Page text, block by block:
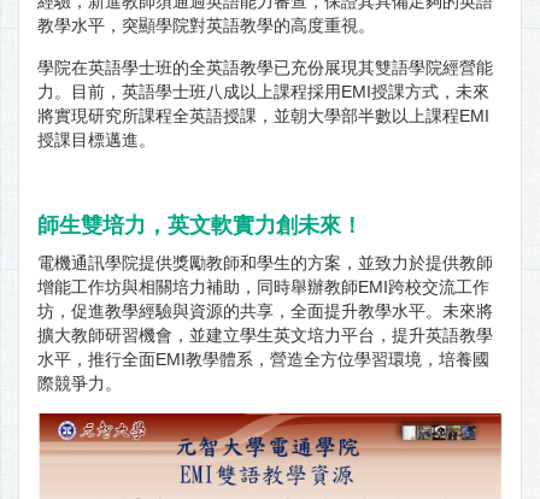
教學水平，突顯學院對英語教學的高度重視。
學院在英語學士班的全英語教學已充份展現其雙語學院經營能
力。目前，英語學士班八成以上課程採用EMI授課方式，未來
將實現研究所課程全英語授課，並朝大學部半數以上課程EMI
授課目標邁進。
師生雙培力，英文軟實力創未來！
電機通訊學院提供獎勵教師和學生的方案，並致力於提供教師
增能工作坊與相關培力補助，同時舉辦教師EMI跨校交流工作
坊，促進教學經驗與資源的共享，全面提升教學水平。未來將
擴大教師研習機會，並建立學生英文培力平台，提升英語教學
水平，推行全面EMI教學體系，營造全方位學習環境，培養國
際競爭力。